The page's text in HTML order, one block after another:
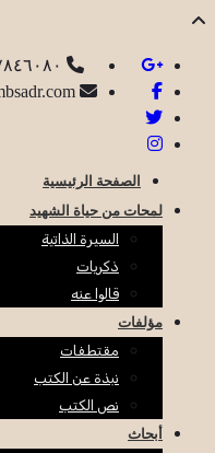
الصفحة الرئيسية
لمحات من حياة الشهيد
السيرة الذاتية
ذكريات
قالوا عنه
مؤلفات
مقتطفات
نبذة عن الكتب
نص الكتب
أبحاث